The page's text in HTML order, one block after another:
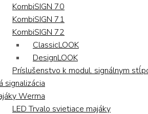
KombiSIGN 70
KombiSIGN 71
KombiSIGN 72
ClassicLOOK
DesignLOOK
Príslušenstvo k modul. signálnym
signalizácia
Werma
LED Trvalo svietiace majáky